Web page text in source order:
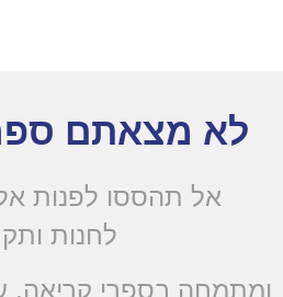
לא מצאתם
אל תהססו לפנות
לחנות ותק
.ומתמחה בספרי קריאה,